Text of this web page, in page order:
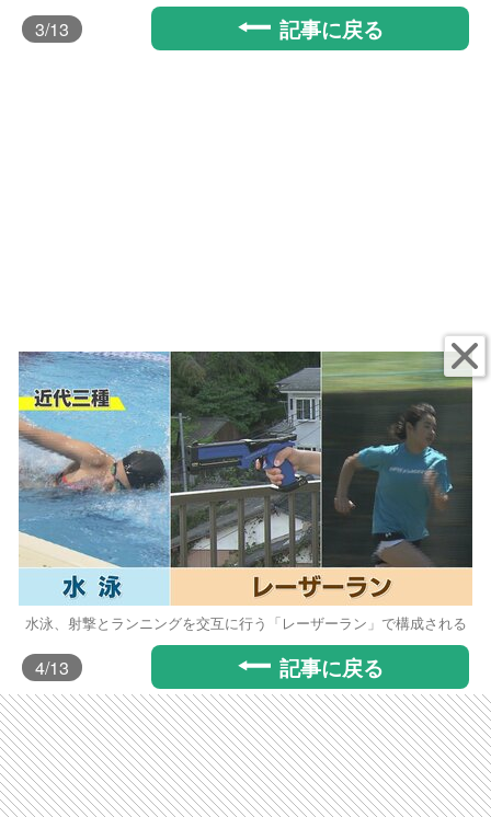
3/13 記事に戻る
水泳、射撃とランニングを交互に行う「レーザーラン」で構成される
4/13 記事に戻る